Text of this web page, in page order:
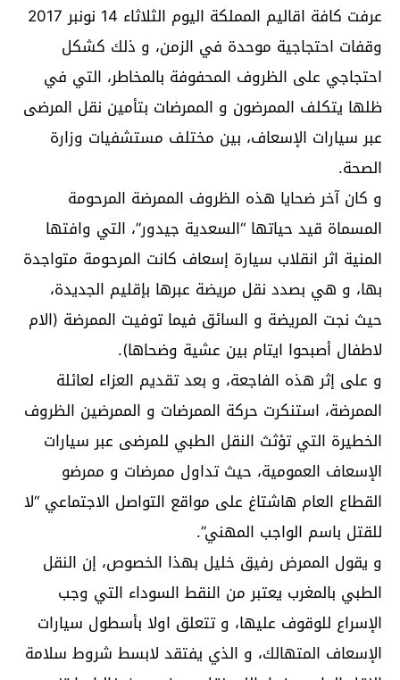
عرفت كافة اقاليم المملكة اليوم الثلاثاء 14 نونبر 2017
وقفات احتجاجية موحدة في الزمن، و ذلك كشكل
احتجاجي على الظروف المحفوفة بالمخاطر، التي في
ظلها يتكلف الممرضون و الممرضات بتأمين نقل المرضى
عبر سيارات الإسعاف، بين مختلف مستشفيات وزارة
الصحة.
و كان آخر ضحايا هذه الظروف الممرضة المرحومة
المسماة قيد حياتها “السعدية جيدور”، التي وافتها
المنية اثر انقلاب سيارة إسعاف كانت المرحومة متواجدة
بها، و هي بصدد نقل مريضة عبرها بإقليم الجديدة،
حيث نجت المريضة و السائق فيما توفيت الممرضة (الام
لاطفال أصبحوا ايتام بين عشية وضحاها).
و على إثر هذه الفاجعة، و بعد تقديم العزاء لعائلة
الممرضة، استنكرت حركة الممرضات و الممرضين الظروف
الخطيرة التي تؤثث النقل الطبي للمرضى عبر سيارات
الإسعاف العمومية، حيث تداول ممرضات و ممرضو
القطاع العام هاشتاغ على مواقع التواصل الاجتماعي “لا
للقتل باسم الواجب المهني”.
و يقول الممرض رفيق خليل بهذا الخصوص، إن النقل
الطبي بالمغرب يعتبر من النقط السوداء التي وجب
الإسراع للوقوف عليها، و تتعلق اولا بأسطول سيارات
الإسعاف المتهالك، و الذي يفتقد لابسط شروط سلامة